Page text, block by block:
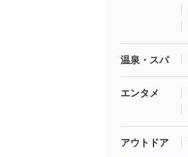
温泉・スパ
エンタメ
アウトドア